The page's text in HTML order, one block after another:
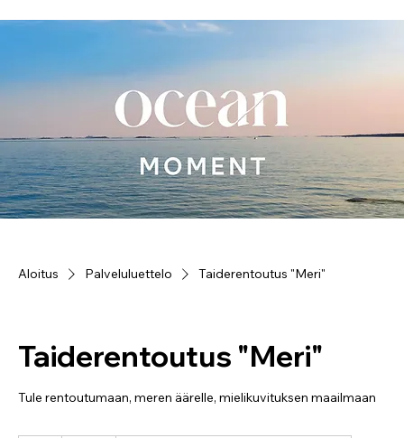
Aloitus Palveluluettelo Taiderentoutus "Meri"
Taiderentoutus "Meri"
Tule rentoutumaan, meren äärelle, mielikuvituksen maailmaan